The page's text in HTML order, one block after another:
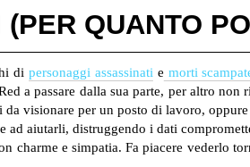
QUANTO
dipersonaggi assassinatie morti
a passare dalla sua parte, per altro non
visionare per un posto di lavoro, oppure
ad aiutarli, distruggendo i dati
charme e simpatia. Fa piacere vederlo